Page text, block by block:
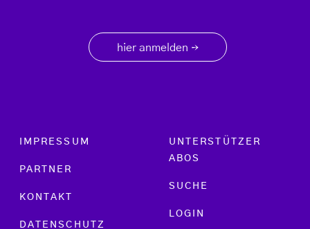
hier anmelden →
Footer menu
IMPRESSUM
PARTNER
KONTAKT
DATENSCHUTZ
UNTERSTÜTZER
ABOS
SUCHE
LOGIN